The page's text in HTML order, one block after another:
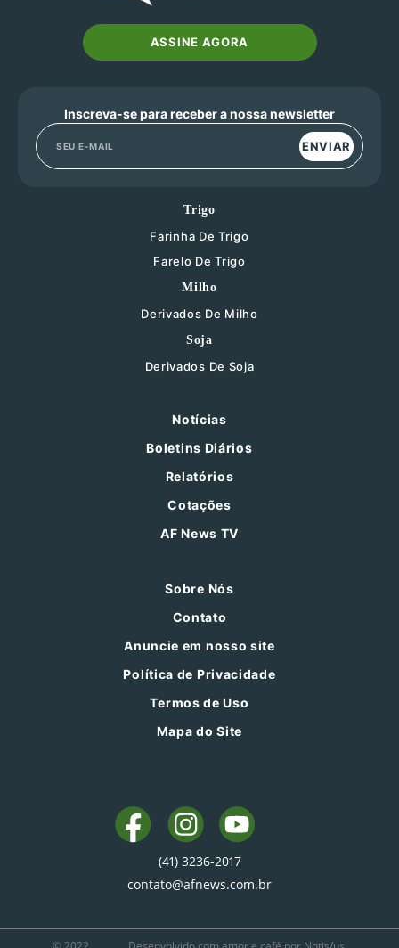
ASSINE AGORA
Inscreva-se para receber a nossa newsletter
ENVIAR
Trigo
Farinha De Trigo
Farelo De Trigo
Milho
Derivados De Milho
Soja
Derivados De Soja
Notícias
Boletins Diários
Relatórios
Cotações
AF News TV
Sobre Nós
Contato
Anuncie em nosso site
Política de Privacidade
Termos de Uso
Mapa do Site
(41) 3236-2017
contato@afnews.com.br